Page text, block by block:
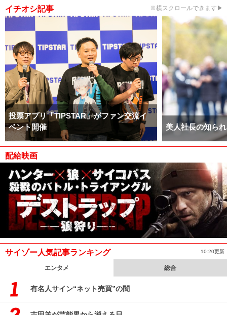
イチオシ記事 ※横スクロールできます▶
投票アプリ「TIPSTAR」がファン交流イ
ベント開催
美人社長の知ら
配給映画
サイゾー人気記事ランキング 10:20更新
エンタメ 総合
有名人サイン“ネット売買”の闇